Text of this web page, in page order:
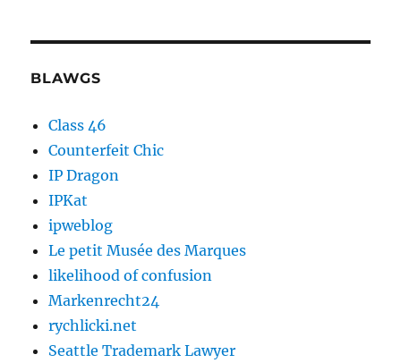
BLAWGS
Class 46
Counterfeit Chic
IP Dragon
IPKat
ipweblog
Le petit Musée des Marques
likelihood of confusion
Markenrecht24
rychlicki.net
Seattle Trademark Lawyer